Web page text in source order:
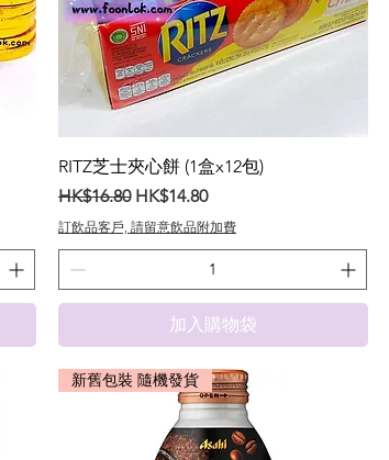
RITZ芝士夾心餅 (1盒x12包)
一般價格
HK$16.80 促銷價格
HK$14.80
訂飲品客戶, 請留意飲品附加費
加入購物袋
新舊包裝 隨機發貨